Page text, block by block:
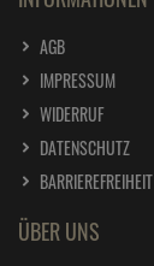
AGB
IMPRESSUM
WIDERRUF
DATENSCHUTZ
BARRIEREFREIHEIT
ÜBER UNS